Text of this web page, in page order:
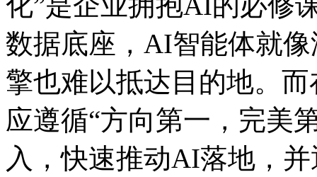
数据底座，AI智能体就
擎也难以抵达目的地。而
应遵循“方向第一，完美
入，快速推动AI落地